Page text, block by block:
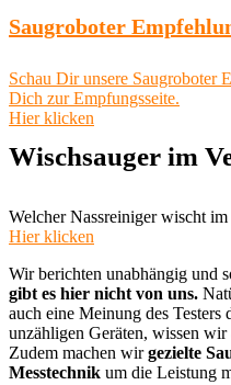
Saugroboter
Schau Dir unsere Saugroboter
Dich zur Empfungsseite.
Hier klicken
Wischsauger im
Welcher Nassreiniger wischt im
Hier klicken
Wir berichten unabhängig und
gibt es hier nicht von uns.
auch eine Meinung des
unzähligen Geräten, wissen
Zudem machen wirgezielte
Messtechnik um die Leistung